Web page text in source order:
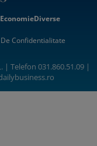
EconomieDiverse
Confidentialitate
| Telefon 031.860.51.09 |